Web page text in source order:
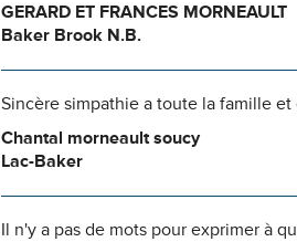
GERARD ET FRANCES MORNEAULT
Baker Brook N.B.
Sincère simpathie a toute la famille
Chantal morneault soucy
Lac-Baker
Il n'y a pas de mots pour exprimer à